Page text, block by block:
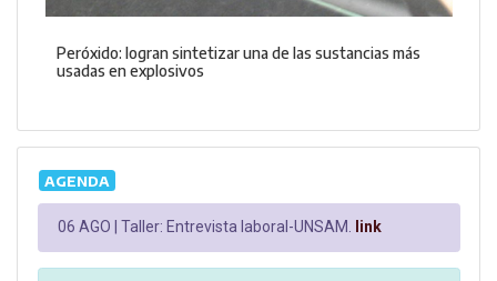
Peróxido: logran sintetizar una de las sustancias más
usadas en explosivos
AGENDA
06 AGO | Taller: Entrevista laboral-UNSAM. link